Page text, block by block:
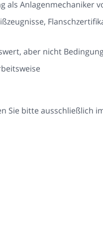
als Anlagenmechaniker
aber nicht
Sie bitte ausschließlich